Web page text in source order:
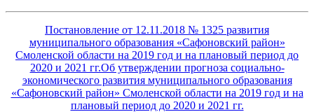
Постановление от 12.11.2018 № 1325 развития
муниципального образования «Сафоновский район»
Смоленской области на 2019 год и на плановый период до
2020 и 2021 гг.Об утверждении прогноза социально-
экономического развития муниципального образования
«Сафоновский район» Смоленской области на 2019 год и на
плановый период до 2020 и 2021 гг.